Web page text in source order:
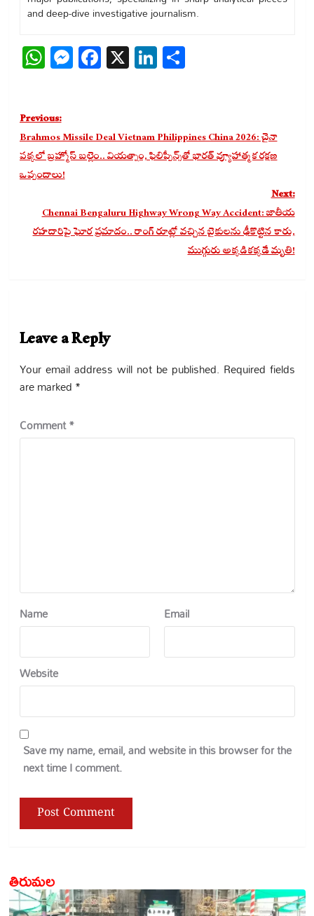
and deep-dive investigative journalism.
WhatsApp
Messenger
Facebook
X LinkedIn
Share
Post
navigation
Previous:
Brahmos Missile Deal Vietnam Philippines China 2026: చైనా
పక్కలో బ్రహ్మోస్‌ బల్లెం.. వియత్నాం, ఫిలిప్పీన్స్‌తో భారత్ వ్యూహాత్మక రక్షణ
ఒప్పందాలు!
Next:
Chennai Bengaluru Highway Wrong Way Accident: జాతీయ
రహదారిపై ఘోర ప్రమాదం.. రాంగ్ రూట్లో వచ్చిన బైకులను ఢీకొట్టిన కారు,
ముగ్గురు అక్కడికక్కడే మృతి!
Leave a Reply
Your email address will not be published. Required fields
are marked *
Comment*
Name Email
Website
Save my name, email, and website in this browser for the
next time I comment.
తిరుమల